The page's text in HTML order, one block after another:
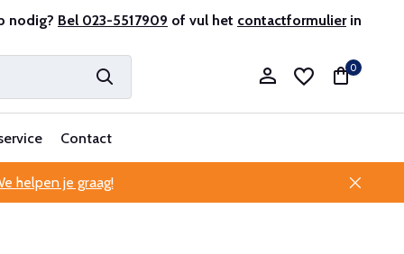
en ervaren Professionele klantenservice
nodig? Bel 023-5517909 of vul het contactformulierin
0
Contact
helpen je graag!